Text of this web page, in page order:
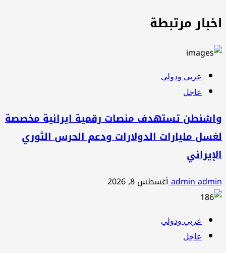
اخبار مرتبطة
عربي ودولي
عاجل
واشنطن تستهدف منصات رقمية ايرانية مخصصة
لغسل مليارات الدولارات ودعم الحرس الثوري
الإيراني
admin adminأغسطس 8, 2026
عربي ودولي
عاجل